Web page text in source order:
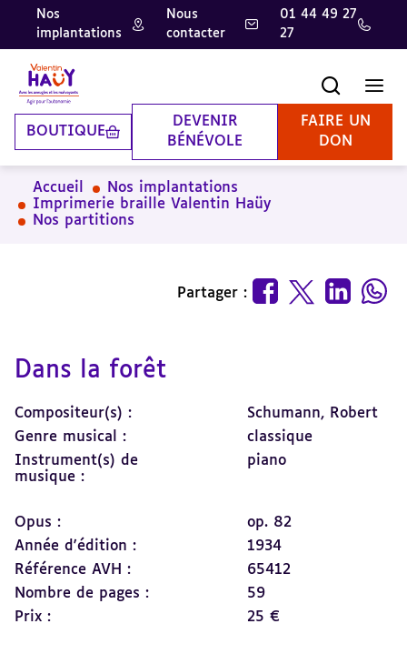
Aller
contenu
principal
Aller
pied
de
page
Aller
la
recherche
Nos
implantations
Nous
contacter
01 44 49 27
27
BOUTIQUE
DEVENIR
BÉNÉVOLE
FAIRE UN
DON
Accueil
Nos implantations
Imprimerie braille Valentin Haüy
Nos partitions
Partager :
Dans la forêt
Compositeur(s) :
Schumann, Robert
Genre musical :
classique
Instrument(s) de
musique :
piano
Opus :
op. 82
Année d'édition :
1934
Référence AVH :
65412
Nombre de pages :
59
Prix :
25 €